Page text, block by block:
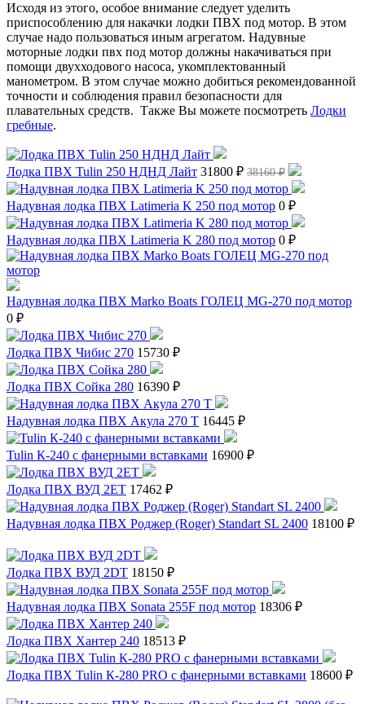
Исходя из этого, особое внимание следует уделить
приспособлению для накачки лодки ПВХ под мотор. В этом
случае надо пользоваться иным агрегатом. Надувные
моторные лодки пвх под мотор должны накачиваться при
помощи двухходового насоса, укомплектованный
манометром. В этом случае можно добиться рекомендованной
точности и соблюдения правил безопасности для
плавательных средств. Также Вы можете посмотреть Лодки
гребные.
Лодка ПВХ Tulin 250 НДНД Лайт 31800 ₽ 38160 ₽
Надувная лодка ПВХ Latimeria K 250 под мотор 0 ₽
Надувная лодка ПВХ Latimeria K 280 под мотор 0 ₽
Надувная лодка ПВХ Marko Boats ГОЛЕЦ MG-270 под мотор
0 ₽
Лодка ПВХ Чибис 270 15730 ₽
Лодка ПВХ Сойка 280 16390 ₽
Надувная лодка ПВХ Акула 270 Т 16445 ₽
Tulin К-240 с фанерными вставками 16900 ₽
Лодка ПВХ ВУД 2ЕТ 17462 ₽
Надувная лодка ПВХ Роджер (Roger) Standart SL 2400 18100 ₽
Лодка ПВХ ВУД 2DТ 18150 ₽
Надувная лодка ПВХ Sonata 255F под мотор 18306 ₽
Лодка ПВХ Хантер 240 18513 ₽
Лодка ПВХ Tulin К-280 PRO с фанерными вставками 18600 ₽